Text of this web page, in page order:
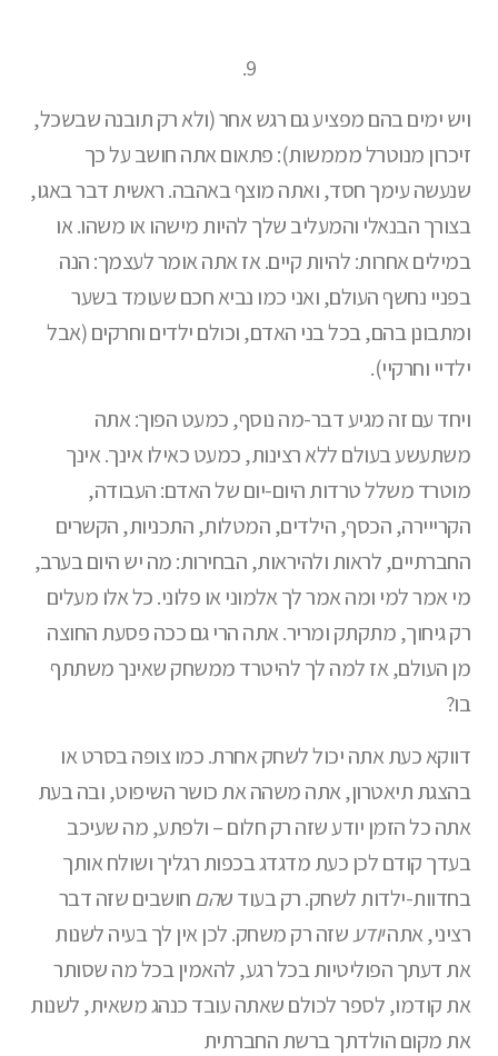
9.
ויש ימים בהם מפציע גם רגש אחר (ולא רק תובנה שבשכל,
זיכרון מנוטרל מממשות): פתאום אתה חושב על כך
שנעשה עימך חסד, ואתה מוצף באהבה. ראשית דבר באגו,
בצורך הבנאלי והמעליב שלך להיות מישהו או משהו. או
במילים אחרות: להיות קיים. אז אתה אומר לעצמך: הנה
בפניי נחשף העולם, ואני כמו נביא חכם שעומד בשער
ומתבונן בהם, בכל בני האדם, וכולם ילדים וחרקים (אבל
ילדיי וחרקיי).
ויחד עם זה מגיע דבר-מה נוסף, כמעט הפוך: אתה
משתעשע בעולם ללא רצינות, כמעט כאילו אינך. אינך
מוטרד משלל טרדות היום-יום של האדם: העבודה,
הקרייירה, הכסף, הילדים, המטלות, התכניות, הקשרים
החברתיים, לראות ולהיראות, הבחירות: מה יש היום בערב,
מי אמר למי ומה אמר לך אלמוני או פלוני. כל אלו מעלים
רק גיחוך, מתקתק ומריר. אתה הרי גם ככה פסעת החוצה
מן העולם, אז למה לך להיטרד ממשחק שאינך משתתף
בו?
דווקא כעת אתה יכול לשחק אחרת. כמו צופה בסרט או
בהצגת תיאטרון, אתה משהה את כושר השיפוט, ובה בעת
אתה כל הזמן יודע שזה רק חלום – ולפתע, מה שעיכב
בעדך קודם לכן כעת מדגדג בכפות רגליך ושולח אותך
בחדוות-ילדות לשחק. רק בעוד שהםחושבים שזה דבר
רציני, אתהיודעשזה רק משחק. לכן אין לך בעיה לשנות
את דעתך הפוליטיות בכל רגע, להאמין בכל מה שסותר
את קודמו, לספר לכולם שאתה עובד כנהג משאית, לשנות
את מקום הולדתך ברשת החברתית